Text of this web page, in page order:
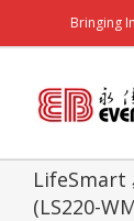
Bringing
LifeSmart
(LS220-